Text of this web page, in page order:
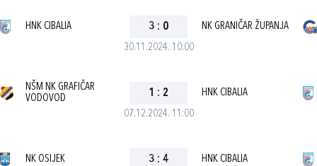
30.11.2024. 10:00
HNK CIBALIA 3 : 0 NK GRANIČAR ŽUPANJA
07.12.2024. 11:00
NŠM NK GRAFIČAR
VODOVOD
1 : 2 HNK CIBALIA
NK OSIJEK 3 : 4 HNK CIBALIA